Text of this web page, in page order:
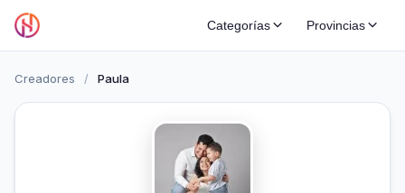
Categorías Provincias
Creadores / Paula